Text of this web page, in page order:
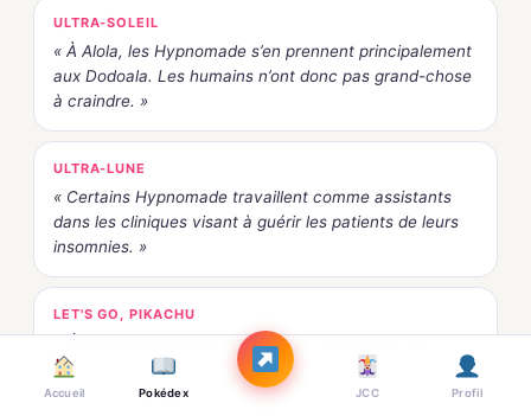
ULTRA-SOLEIL
« À Alola, les Hypnomade s’en prennent principalement
aux Dodoala. Les humains n’ont donc pas grand-chose
à craindre. »
ULTRA-LUNE
« Certains Hypnomade travaillent comme assistants
dans les cliniques visant à guérir les patients de leurs
insomnies. »
LET'S GO, PIKACHU
« Évitez son regard quand vous en croisez un, ou il
pourrait essayer de vous hypnotiser avec son pendule.
»
Accueil Pokédex JCC Profil